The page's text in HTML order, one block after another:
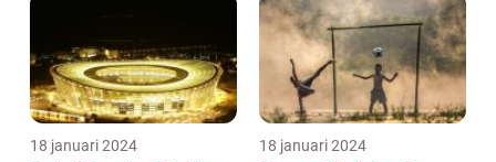
18 januari 2024 18 januari 2024